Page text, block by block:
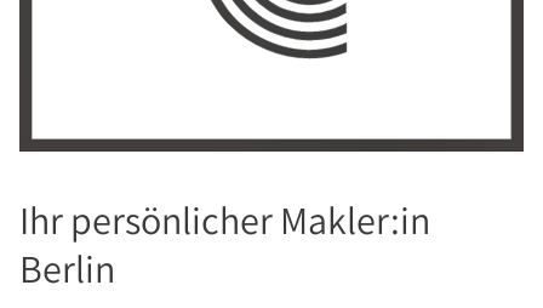
Ihr persönlicher Makler:in
Berlin